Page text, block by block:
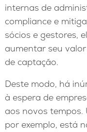
internas de
compliance e
sócios e gestores,
aumentar seu
de captação.
Deste modo, há
à espera de
aos novos tempos.
por exemplo, está